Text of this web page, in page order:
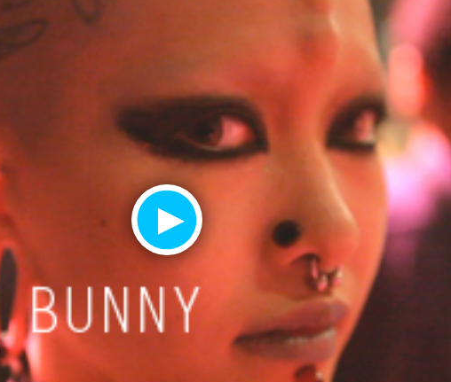
カテゴリーから探す キュレーターから探す
Legendary
最新達成プロジェクト 調達額が大きい